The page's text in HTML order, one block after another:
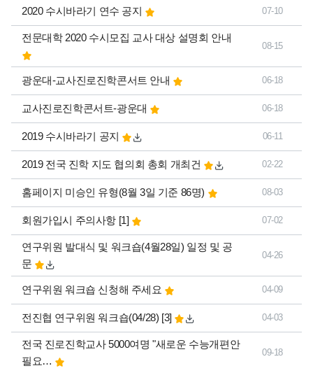
2020 수시바라기 연수 공지 07-10
전문대학 2020 수시모집 교사 대상 설명회 안내
08-15
광운대-교사진로진학콘서트 안내 06-18
교사진로진학콘서트-광운대 06-18
2019 수시바라기 공지 06-11
2019 전국 진학 지도 협의회 총회 개최건 02-22
홈페이지 미승인 유형(8월 3일 기준 86명) 08-03
회원가입시 주의사항 댓글
[1]개 07-02
연구위원 발대식 및 워크숍(4월28일) 일정 및 공
문
04-26
연구위원 워크숍 신청해 주세요 04-09
전진협 연구위원 워크숍(04/28) 댓글
[3]개 04-03
전국 진로진학교사 5000여명 "새로운 수능개편안
필요…
09-18